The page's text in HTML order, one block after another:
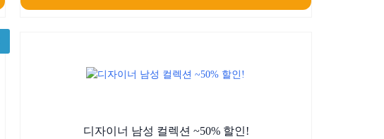
디자이너 남성 컬렉션 ~50% 할인!